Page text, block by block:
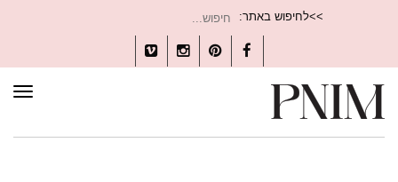
>>לחיפוש באתר:
עבור:
Facebook
Pinterest
Instagram
Vimeo